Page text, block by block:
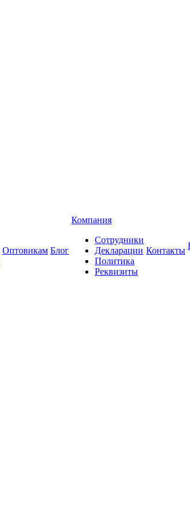
Оптовикам Блог
Компания
Сотрудники
Декларации
Политика
Реквизиты
Контакты